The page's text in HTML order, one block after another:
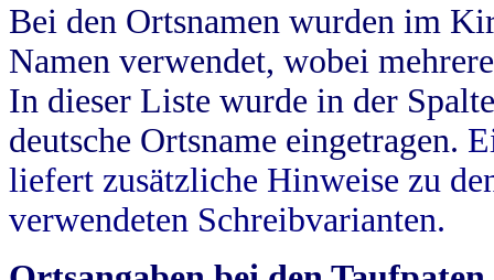
Bei den Ortsnamen wurden im
Namen verwendet, wobei
In dieser Liste wurde in der
deutsche Ortsname eingetragen.
liefert zusätzliche Hinweise zu
verwendeten Schreibvarianten.